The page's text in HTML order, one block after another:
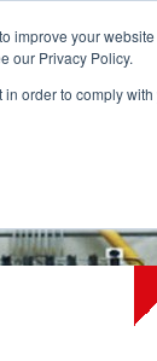
improve your
our Privacy Policy.
order to comply